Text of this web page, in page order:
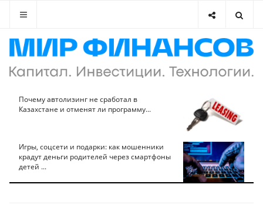
Почему автолизинг не сработал в
Казахстане и отменят ли программу...
Игры, соцсети и подарки: как мошенники
крадут деньги родителей через смартфоны
детей ...